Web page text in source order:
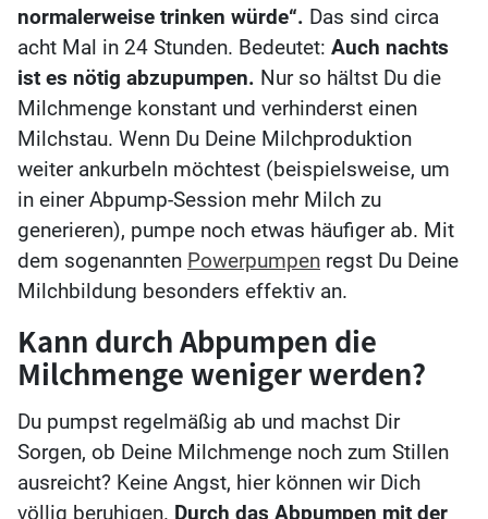
normalerweise trinken würde“. Das sind circa
acht Mal in 24 Stunden. Bedeutet: Auch nachts
ist es nötig abzupumpen. Nur so hältst Du die
Milchmenge konstant und verhinderst einen
Milchstau. Wenn Du Deine Milchproduktion
weiter ankurbeln möchtest (beispielsweise, um
in einer Abpump-Session mehr Milch zu
generieren), pumpe noch etwas häufiger ab. Mit
dem sogenannten Powerpumpen regst Du Deine
Milchbildung besonders effektiv an.
Kann durch Abpumpen die
Milchmenge weniger werden?
Du pumpst regelmäßig ab und machst Dir
Sorgen, ob Deine Milchmenge noch zum Stillen
ausreicht? Keine Angst, hier können wir Dich
völlig beruhigen. Durch das Abpumpen mit der